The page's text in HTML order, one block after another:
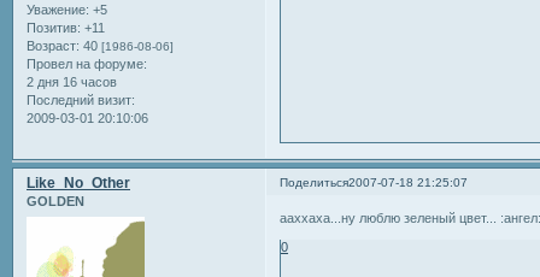
Уважение: +5
Позитив: +11
Возраст: 40 [1986-08-06]
Провел на форуме:
2 дня 16 часов
Последний визит:
2009-03-01 20:10:06
Поделиться2007-07-18 21:25:07
Like_No_Other
GOLDEN
ааххаха...ну люблю зеленый цвет...
0